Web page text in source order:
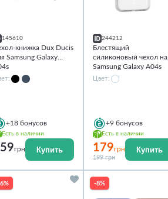
145610
книжка Dux Ducis
Samsung Galaxy
+18 бонусов
Есть в наличии
грн Купить
244212
Блестящий
силиконовый чехол на
Samsung Galaxy A04s
Цвет:
+9 бонусов
Есть в наличии
179грн
199 грн
Купить
-8%